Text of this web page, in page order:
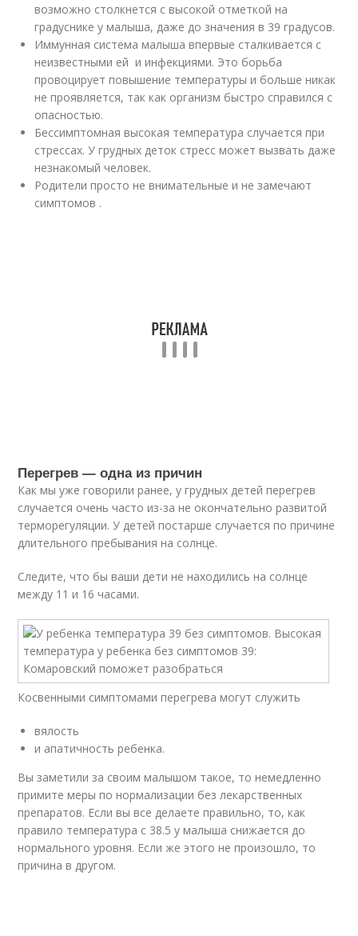
возможно столкнется с высокой отметкой на
градуснике у малыша, даже до значения в 39 градусов.
Иммунная система малыша впервые сталкивается с
неизвестными ей и инфекциями. Это борьба
провоцирует повышение температуры и больше никак
не проявляется, так как организм быстро справился с
опасностью.
Бессимптомная высокая температура случается при
стрессах. У грудных деток стресс может вызвать даже
незнакомый человек.
Родители просто не внимательные и не замечают
симптомов .
Перегрев — одна из причин
Как мы уже говорили ранее, у грудных детей перегрев
случается очень часто из-за не окончательно развитой
терморегуляции. У детей постарше случается по причине
длительного пребывания на солнце.
Следите, что бы ваши дети не находились на солнце
между 11 и 16 часами.
Косвенными симптомами перегрева могут служить
вялость
и апатичность ребенка.
Вы заметили за своим малышом такое, то немедленно
примите меры по нормализации без лекарственных
препаратов. Если вы все делаете правильно, то, как
правило температура с 38.5 у малыша снижается до
нормального уровня. Если же этого не произошло, то
причина в другом.